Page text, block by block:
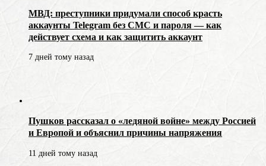
МВД: преступники придумали способ красть
аккаунты Telegram без СМС и пароля — как
действует схема и как защитить аккаунт
7 дней тому назад
Пушков рассказал о «ледяной войне» между Россией
и Европой и объяснил причины напряжения
11 дней тому назад